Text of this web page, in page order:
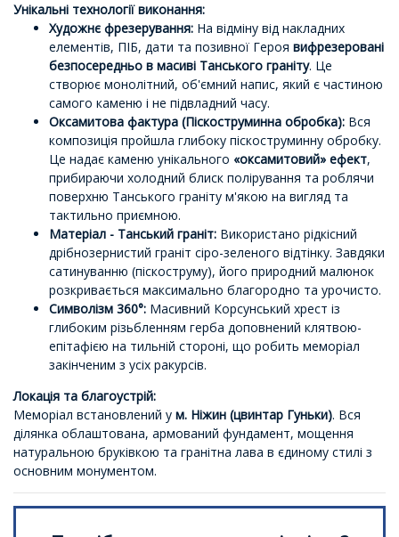
Унікальні технології виконання:
Художнє фрезерування: На відміну від накладних
елементів, ПІБ, дати та позивної Героя вифрезеровані
безпосередньо в масиві Танського граніту. Це
створює монолітний, об'ємний напис, який є частиною
самого каменю і не підвладний часу.
Оксамитова фактура (Піскоструминна обробка): Вся
композиція пройшла глибоку піскоструминну обробку.
Це надає каменю унікального «оксамитовий» ефект,
прибираючи холодний блиск полірування та роблячи
поверхню Танського граніту м'якою на вигляд та
тактильно приємною.
Матеріал - Танський граніт: Використано рідкісний
дрібнозернистий граніт сіро-зеленого відтінку. Завдяки
сатинуванню (піскоструму), його природний малюнок
розкривається максимально благородно та урочисто.
Символізм 360°: Масивний Корсунський хрест із
глибоким різьбленням герба доповнений клятвою-
епітафією на тильній стороні, що робить меморіал
закінченим з усіх ракурсів.
Локація та благоустрій:
Меморіал встановлений у м. Ніжин (цвинтар Гуньки). Вся
ділянка облаштована, армований фундамент, мощення
натуральною бруківкою та гранітна лава в єдиному стилі з
основним монументом.